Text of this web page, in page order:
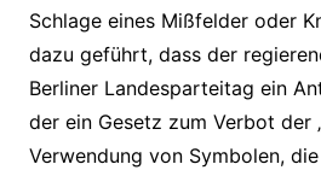
Schlage eines Mißfelder oder
dazu geführt, dass der
Berliner Landesparteitag ein
der ein Gesetz zum Verbot der
Verwendung von Symbolen,